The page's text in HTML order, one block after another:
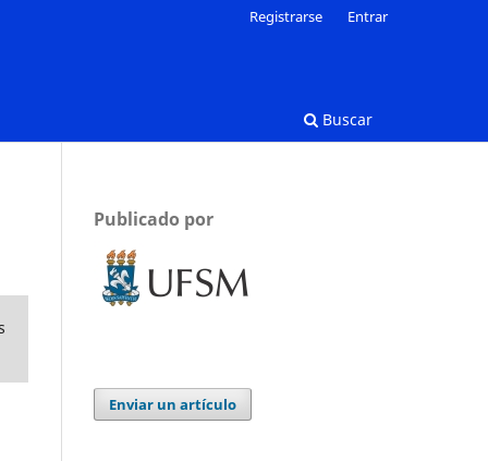
Buscar
Registrarse Entrar
Publicado por
Enviar un artículo